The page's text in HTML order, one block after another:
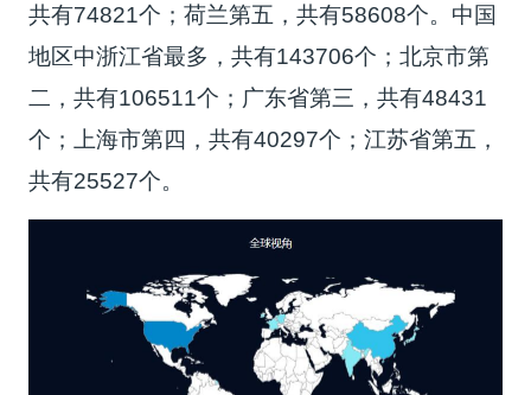
共有74821个；荷兰第五，共有58608个。中国
地区中浙江省最多，共有143706个；北京市第
二，共有106511个；广东省第三，共有48431
个；上海市第四，共有40297个；江苏省第五，
共有25527个。